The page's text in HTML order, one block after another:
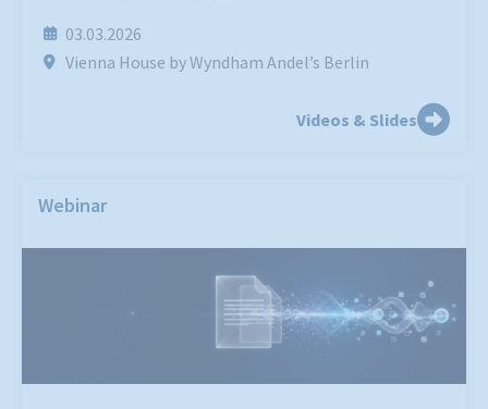
03.03.2026
Vienna House by Wyndham Andel’s Berlin
Videos & Slides
Webinar